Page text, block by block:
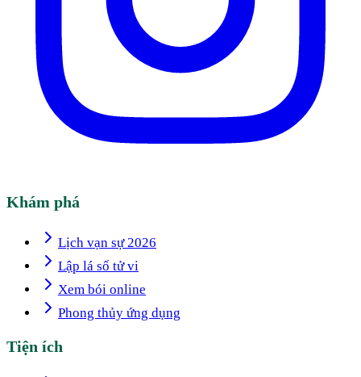
Khám phá
Lịch vạn sự 2026
Lập lá số tử vi
Xem bói online
Phong thủy ứng dụng
Tiện ích